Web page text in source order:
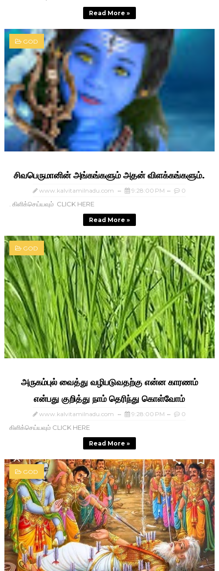
Read More »
GOD
சிவபெருமானின் அங்கங்களும் அதன் விளக்கங்களும்.
www.kalvitamilnadu.com 9:28:00 PM 0
. கிளிக்செய்யவும் CLICK HERE
Read More »
GOD
அருகம்புல் வைத்து வழிபடுவதற்கு என்ன காரணம்
என்பது குறித்து நாம் தெரிந்து கொள்வோம்
www.kalvitamilnadu.com 9:28:00 PM 0
கிளிக்செய்யவும் CLICK HERE
Read More »
GOD